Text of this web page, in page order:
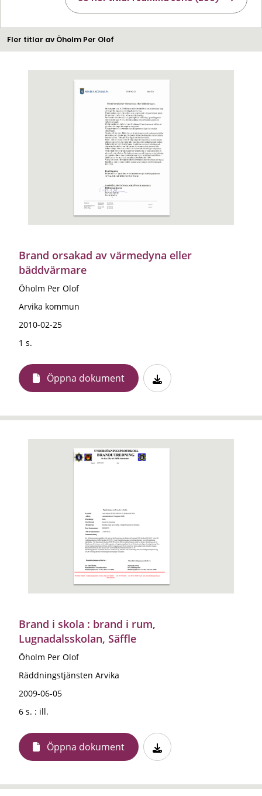
Fler titlar av Öholm Per Olof
Brand orsakad av värmedyna eller
bäddvärmare
Öholm Per Olof
Arvika kommun
2010-02-25
1 s.
Öppna dokument
Brand i skola : brand i rum,
Lugnadalsskolan, Säffle
Öholm Per Olof
Räddningstjänsten Arvika
2009-06-05
6 s. : ill.
Öppna dokument